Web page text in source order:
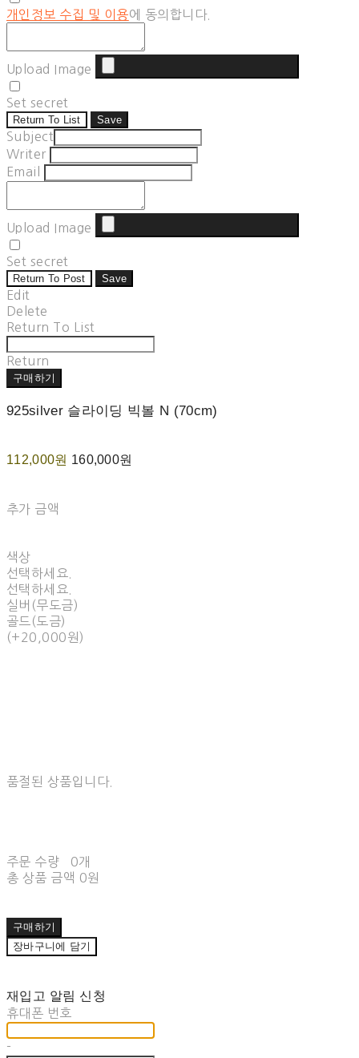
개인정보 수집 및 이용에 동의합니다.
Upload Image
Set secret
Return To List Save
Subject
Writer
Email
Upload Image
Set secret
Return To Post Save
Edit
Delete
Return To List
Return
구매하기
925silver 슬라이딩 빅볼 N (70cm)
112,000원 160,000원
추가 금액
색상
선택하세요.
선택하세요.
실버(무도금)
골드(도금)
(+20,000원)
품절된 상품입니다.
주문 수량
0개
총 상품 금액 0원
구매하기
장바구니에 담기
재입고 알림 신청
휴대폰 번호
-